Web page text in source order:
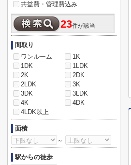
共益費・管理費込み
23件が該当
間取り
ワンルーム
1K
1DK
1LDK
2K
2DK
2LDK
3K
3DK
3LDK
4K
4DK
4LDK以上
面積
～
駅からの徒歩